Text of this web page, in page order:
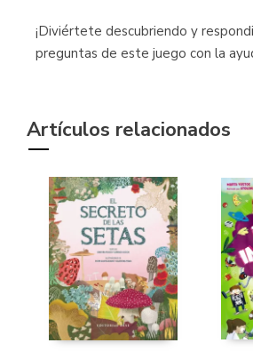
¡Diviértete descubriendo y
preguntas de este juego con la
Artículos relacionados